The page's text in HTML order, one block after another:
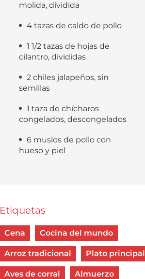
molida, dividida
4 tazas de caldo de pollo
1 1/2 tazas de hojas de
cilantro, divididas
2 chiles jalapeños, sin
semillas
1 taza de chícharos
congelados, descongelados
6 muslos de pollo con
hueso y piel
Etiquetas
Cena Cocina del mundo
Arroz tradicional Plato principal
Aves de corral Almuerzo